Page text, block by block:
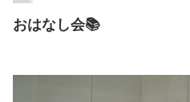
おはなし会📚